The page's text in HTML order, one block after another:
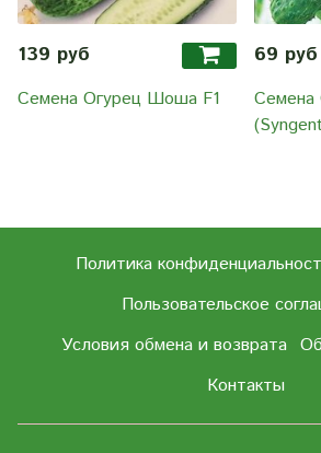
139 руб
Семена Огурец Шоша F1
69 руб
Семена
Политика
Пользовательское
Условия обмена и возврата
Контакты